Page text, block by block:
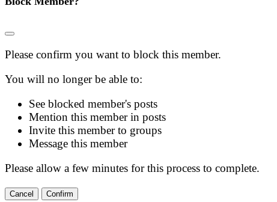
Please confirm you want to block this member.
You will no longer be able to:
See blocked member's posts
Mention this member in posts
Invite this member to groups
Message this member
Please allow a few minutes for this process to complete.
Confirm